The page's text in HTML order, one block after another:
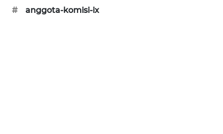
#
anggota-komisi-ix
METRO